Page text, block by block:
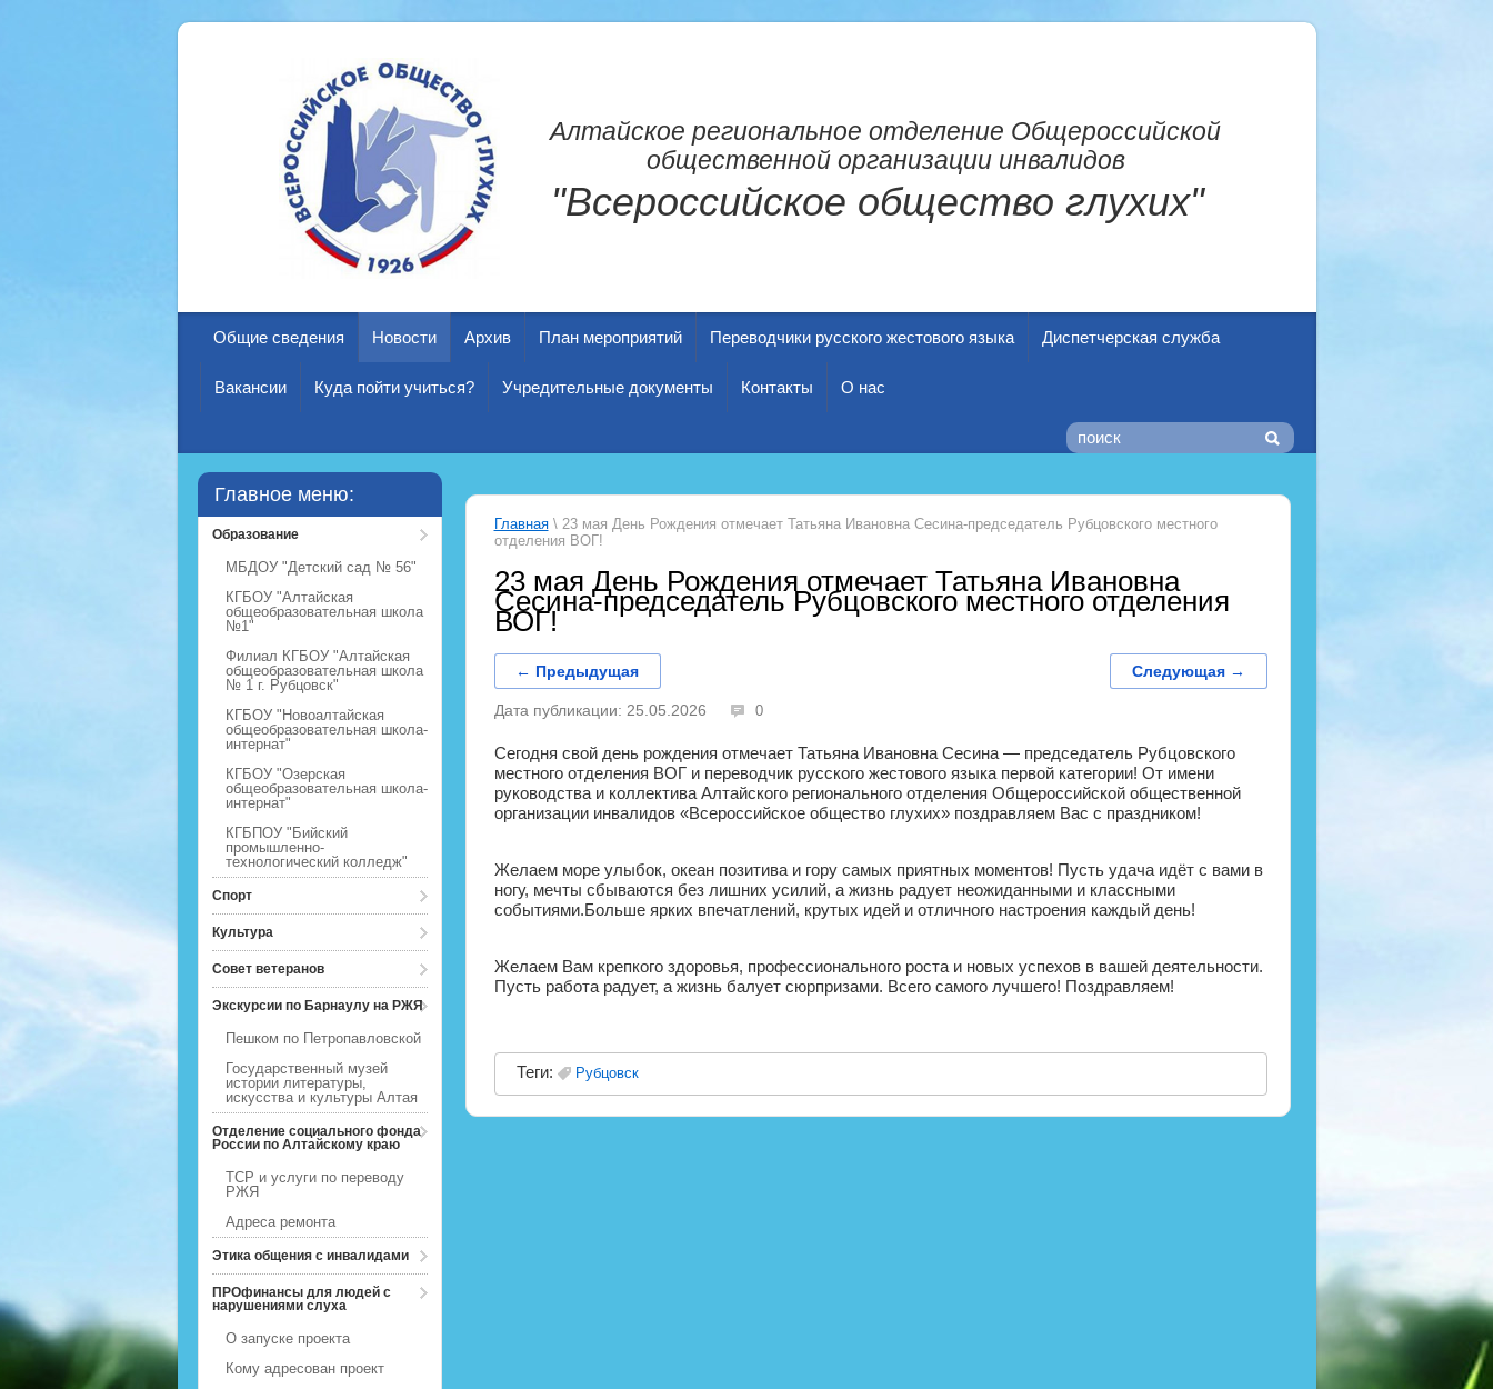
Алтайское региональное отделение Общероссийской
общественной организации инвалидов
"Всероссийское общество глухих"
Общие сведения Новости Архив План мероприятий Переводчики русского жестового языка Диспетчерская служба
Вакансии Куда пойти учиться? Учредительные документы Контакты О нас
Главное меню:
Образование
МБДОУ "Детский сад № 56"
КГБОУ "Алтайская
общеобразовательная школа
№1"
Филиал КГБОУ "Алтайская
общеобразовательная школа
№ 1 г. Рубцовск"
КГБОУ "Новоалтайская
общеобразовательная школа-
интернат"
КГБОУ "Озерская
общеобразовательная школа-
интернат"
КГБПОУ "Бийский
промышленно-
технологический колледж"
Спорт
Культура
Совет ветеранов
Экскурсии по Барнаулу на РЖЯ
Пешком по Петропавловской
Государственный музей
истории литературы,
искусства и культуры Алтая
Отделение социального фонда
России по Алтайскому краю
ТСР и услуги по переводу
РЖЯ
Адреса ремонта
Этика общения с инвалидами
ПРОфинансы для людей с
нарушениями слуха
О запуске проекта
Кому адресован проект
Главная\ 23 мая День Рождения отмечает Татьяна Ивановна Сесина-председатель Рубцовского местного
отделения ВОГ!
23 мая День Рождения отмечает Татьяна Ивановна
Сесина-председатель Рубцовского местного отделения
ВОГ!
← Предыдущая Следующая →
Дата публикации: 25.05.2026 0
Сегодня свой день рождения отмечает Татьяна Ивановна Сесина — председатель Рубцовского
местного отделения ВОГ и переводчик русского жестового языка первой категории! От имени
руководства и коллектива Алтайского регионального отделения Общероссийской общественной
организации инвалидов «Всероссийское общество глухих» поздравляем Вас с праздником!
Желаем море улыбок, океан позитива и гору самых приятных моментов! Пусть удача идёт с вами в
ногу, мечты сбываются без лишних усилий, а жизнь радует неожиданными и классными
событиями.Больше ярких впечатлений, крутых идей и отличного настроения каждый день!
Желаем Вам крепкого здоровья, профессионального роста и новых успехов в вашей деятельности.
Пусть работа радует, а жизнь балует сюрпризами. Всего самого лучшего! Поздравляем!
Теги: Рубцовск